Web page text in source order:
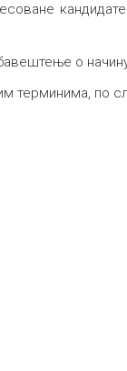
о
терминима, по